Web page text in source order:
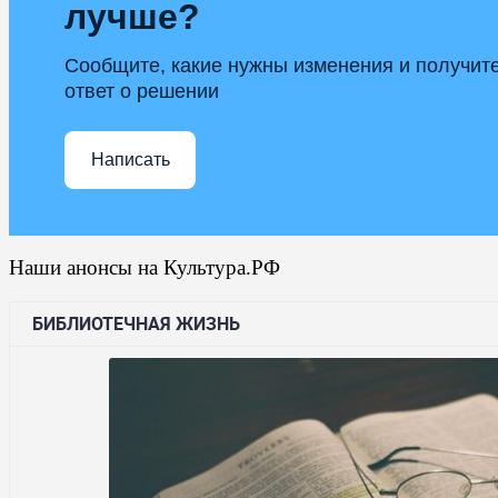
лучше?
Сообщите, какие нужны изменения и
ответ о решении
Написать
Наши анонсы на Культура.РФ